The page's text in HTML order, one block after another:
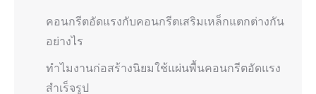
คอนกรีตอัดแรงกับคอนกรีตเสริมเหล็กแตกต่างกัน
อย่างไร
ทำไมงานก่อสร้างนิยมใช้แผ่นพื้นคอนกรีตอัดแรง
สำเร็จรูป